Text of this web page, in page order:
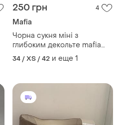
250 грн 4
Mafia
Чорна сукня міні з
глибоким декольте mafia
brasileira
34 / XS / 42 и еще 1